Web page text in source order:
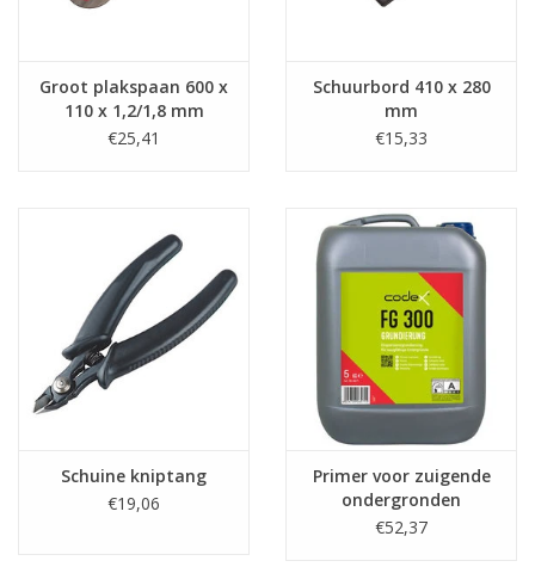
Groot plakspaan 600 x
110 x 1,2/1,8 mm
€25,41
Schuurbord 410 x 280
mm
€15,33
Schuine kniptang
€19,06
Primer voor zuigende
ondergronden
€52,37